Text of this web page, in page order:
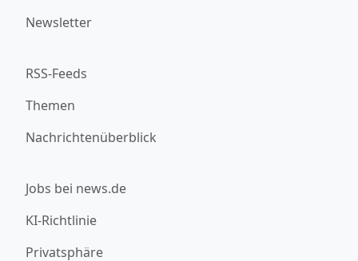
Newsletter
RSS-Feeds
Themen
Nachrichtenüberblick
Jobs bei news.de
KI-Richtlinie
Privatsphäre